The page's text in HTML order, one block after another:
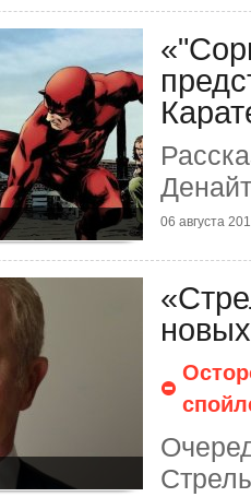
Денайт
06 августа